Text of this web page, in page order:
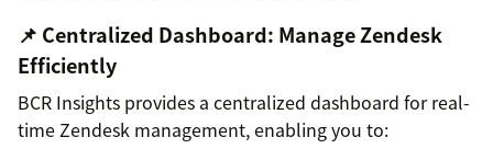
📌 Centralized Dashboard: Manage Zendesk
Efficiently
BCR Insights provides a centralized dashboard for real-
time Zendesk management, enabling you to: